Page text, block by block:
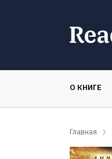
О КНИГЕ
Главная